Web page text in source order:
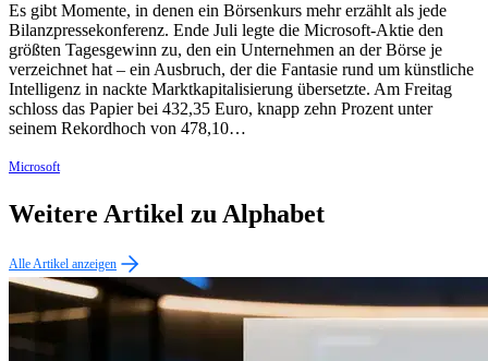
Es gibt Momente, in denen ein Börsenkurs mehr erzählt als jede
Bilanzpressekonferenz. Ende Juli legte die Microsoft-Aktie den
größten Tagesgewinn zu, den ein Unternehmen an der Börse je
verzeichnet hat – ein Ausbruch, der die Fantasie rund um künstliche
Intelligenz in nackte Marktkapitalisierung übersetzte. Am Freitag
schloss das Papier bei 432,35 Euro, knapp zehn Prozent unter
seinem Rekordhoch von 478,10…
Microsoft
Weitere Artikel zu Alphabet
Alle Artikel anzeigen